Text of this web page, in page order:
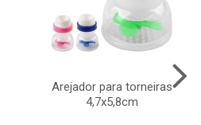
Arejador para torneiras
4,7x5,8cm